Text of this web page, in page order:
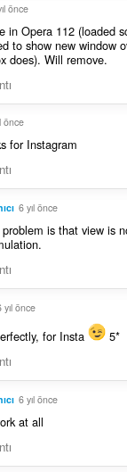
önce
in Opera 112 (loaded
to show new window
does). Will remove.
önce
for Instagram
6 yıl önce
is that view is
yıl önce
for Insta
5*
6 yıl önce
at all